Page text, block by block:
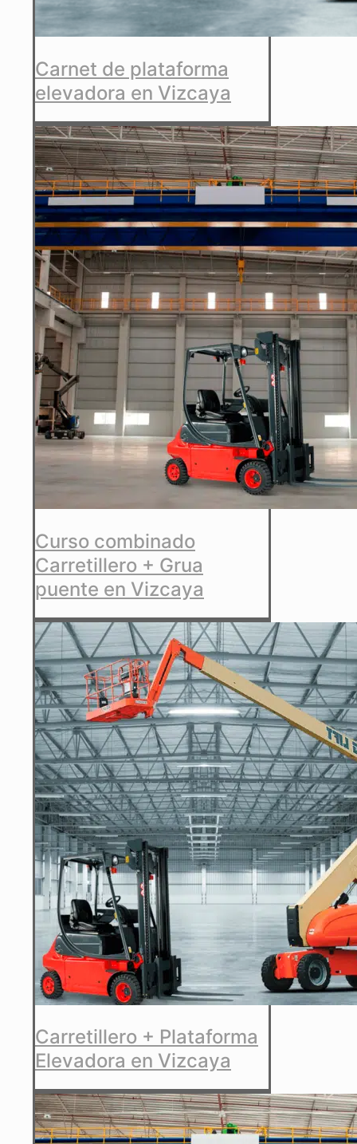
Carnet de plataforma
elevadora en Vizcaya
Curso combinado
Carretillero + Grua
puente en Vizcaya
Carretillero + Plataforma
Elevadora en Vizcaya